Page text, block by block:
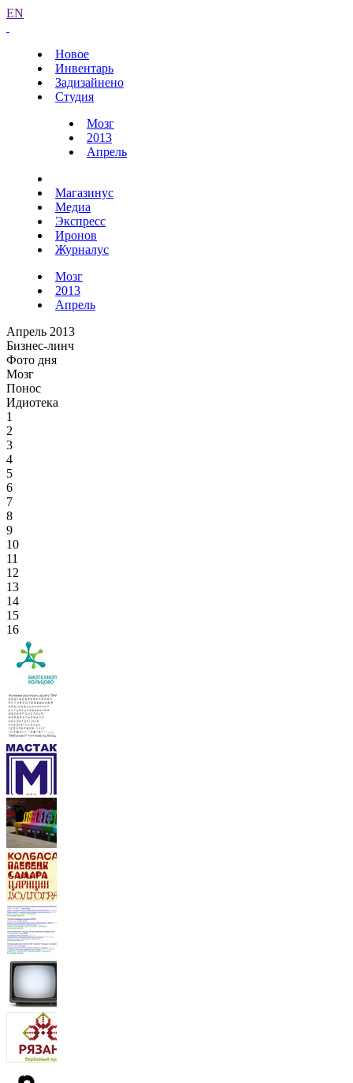
EN
Новое
Инвентарь
Задизайнено
Студия
Мозг
2013
Апрель
Магазинус
Медиа
Экспресс
Иронов
Журналус
Мозг
2013
Апрель
Апрель 2013
Бизнес-линч
Фото дня
Мозг
Понос
Идиотека
1
2
3
4
5
6
7
8
9
10
11
12
13
14
15
16